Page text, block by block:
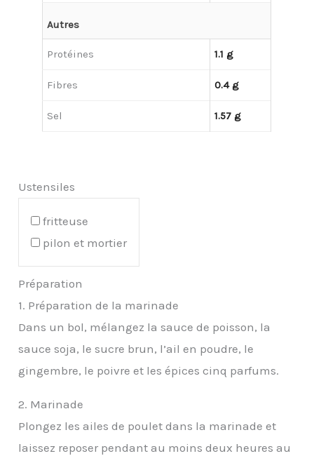
Autres
Protéines 1.1 g
Fibres 0.4 g
Sel 1.57 g
Ustensiles
fritteuse
pilon et mortier
Préparation
1. Préparation de la marinade
Dans un bol, mélangez la sauce de poisson, la
sauce soja, le sucre brun, l’ail en poudre, le
gingembre, le poivre et les épices cinq parfums.
2. Marinade
Plongez les ailes de poulet dans la marinade et
laissez reposer pendant au moins deux heures au